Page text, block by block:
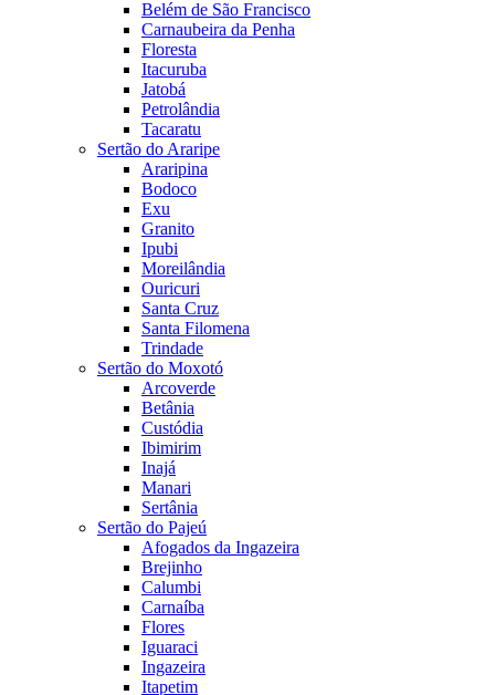
Belém de São Francisco
Carnaubeira da Penha
Floresta
Itacuruba
Jatobá
Petrolândia
Tacaratu
Sertão do Araripe
Araripina
Bodoco
Exu
Granito
Ipubi
Moreilândia
Ouricuri
Santa Cruz
Santa Filomena
Trindade
Sertão do Moxotó
Arcoverde
Betânia
Custódia
Ibimirim
Inajá
Manari
Sertânia
Sertão do Pajeú
Afogados da Ingazeira
Brejinho
Calumbi
Carnaíba
Flores
Iguaraci
Ingazeira
Itapetim